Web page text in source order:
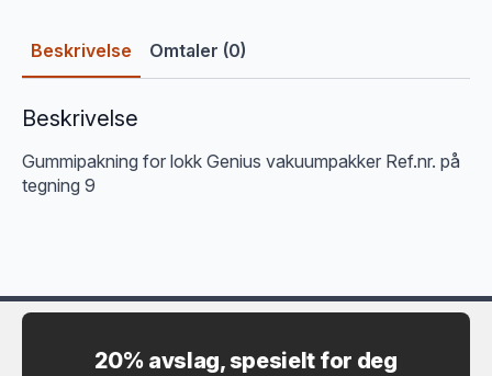
Beskrivelse Omtaler (0)
Beskrivelse
Gummipakning for lokk Genius vakuumpakker Ref.nr. på
tegning 9
20% avslag, spesielt for deg